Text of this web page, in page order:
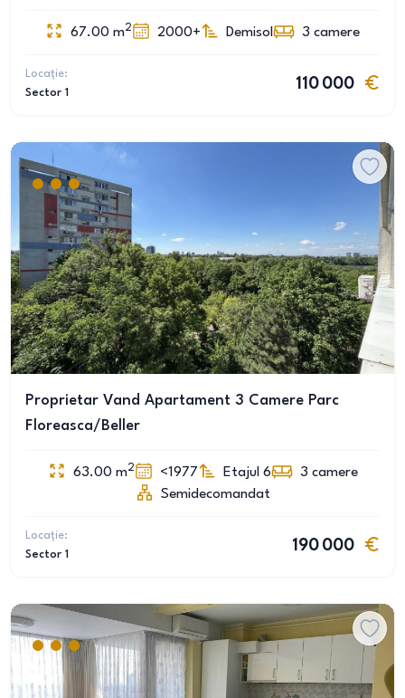
67.00 m2 2000+ Demisol 3 camere
Locație:
Sector 1
110 000
Proprietar Vand Apartament 3 Camere Parc
Floreasca/Beller
63.00 m2 <1977 Etajul 6 3 camere
Semidecomandat
Locație:
Sector 1
190 000